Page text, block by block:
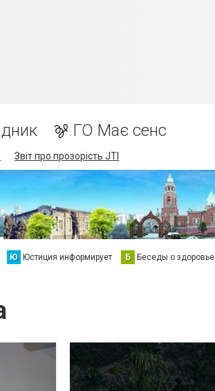
ГО Має сенс
Звіт про прозорість JTI
Ю Юстиция информирует Б Беседы о здоровье